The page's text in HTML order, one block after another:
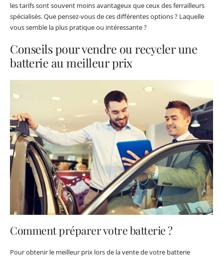
les tarifs sont souvent moins avantageux que ceux des ferrailleurs
spécialisés. Que pensez-vous de ces différentes options ? Laquelle
vous semble la plus pratique ou intéressante ?
Conseils pour vendre ou recycler une
batterie au meilleur prix
Comment préparer votre batterie ?
Pour obtenir le meilleur prix lors de la vente de votre batterie